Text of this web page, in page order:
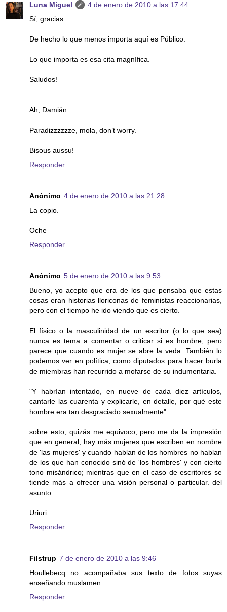
Luna Miguel
4 de enero de 2010 a las 17:44
Sí, gracias.
De hecho lo que menos importa aquí es Público.
Lo que importa es esa cita magnífica.
Saludos!
Ah, Damián
Paradizzzzzze, mola, don’t worry.
Bisous aussu!
Responder
Anónimo 4 de enero de 2010 a las 21:28
La copio.
Oche
Responder
Anónimo 5 de enero de 2010 a las 9:53
Bueno, yo acepto que era de los que pensaba que estas
cosas eran historias lloriconas de feministas reaccionarias,
pero con el tiempo he ido viendo que es cierto.
El físico o la masculinidad de un escritor (o lo que sea)
nunca es tema a comentar o criticar si es hombre, pero
parece que cuando es mujer se abre la veda. También lo
podemos ver en política, como diputados para hacer burla
de miembras han recurrido a mofarse de su indumentaria.
"Y habrían intentado, en nueve de cada diez artículos,
cantarle las cuarenta y explicarle, en detalle, por qué este
hombre era tan desgraciado sexualmente"
sobre esto, quizás me equivoco, pero me da la impresión
que en general; hay más mujeres que escriben en nombre
de 'las mujeres' y cuando hablan de los hombres no hablan
de los que han conocido sinó de 'los hombres' y con cierto
tono misándrico; mientras que en el caso de escritores se
tiende más a ofrecer una visión personal o particular. del
asunto.
Uriuri
Responder
Filstrup 7 de enero de 2010 a las 9:46
Houllebecq no acompañaba sus texto de fotos suyas
enseñando muslamen.
Responder